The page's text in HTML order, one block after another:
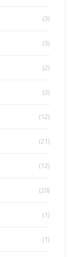
(3)
(3)
(2)
(3)
(12)
(21)
(12)
(20)
(1)
(1)